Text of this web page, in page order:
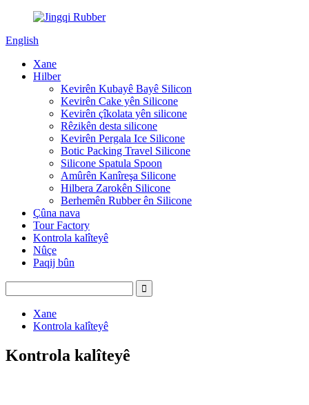
English
Xane
Hilber
Kevirên Kubayê Bayê Silicon
Kevirên Cake yên Silicone
Kevirên çîkolata yên silicone
Rêzikên desta silicone
Kevirên Pergala Ice Silicone
Botic Packing Travel Silicone
Silicone Spatula Spoon
Amûrên Kanîreşa Silicone
Hilbera Zarokên Silicone
Berhemên Rubber ên Silicone
Çûna nava
Tour Factory
Kontrola kalîteyê
Nûçe
Paqij bûn
Xane
Kontrola kalîteyê
Kontrola kalîteyê